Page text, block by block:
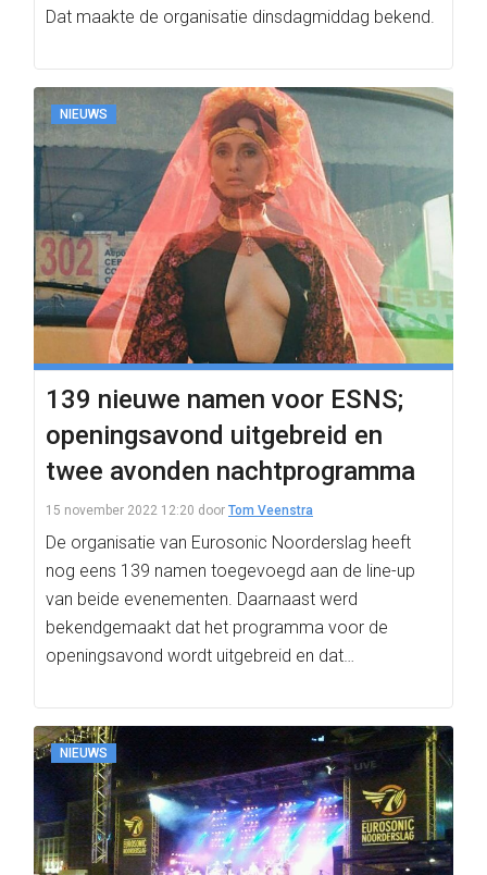
Dat maakte de organisatie dinsdagmiddag bekend.
NIEUWS
139 nieuwe namen voor ESNS;
openingsavond uitgebreid en
twee avonden nachtprogramma
15 november 2022 12:20 door Tom Veenstra
De organisatie van Eurosonic Noorderslag heeft
nog eens 139 namen toegevoegd aan de line-up
van beide evenementen. Daarnaast werd
bekendgemaakt dat het programma voor de
openingsavond wordt uitgebreid en dat…
NIEUWS